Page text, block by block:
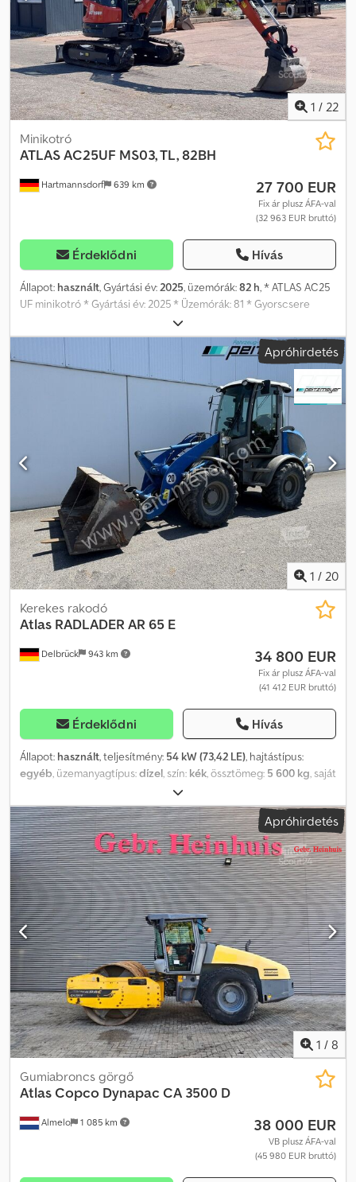
1 / 22
Hartmannsdorf 639 km
Minikotró
ATLASAC25UF MS03, TL, 82BH
27 700 EUR
Fix ár plusz ÁFA-val
(32 963 EUR bruttó)
Érdeklődni Hívás
Állapot: használt, Gyártási év:2025, üzemórák:82 h, * ATLAS AC25
UF minikotró * Gyártási év: 2025 * Üzemórák: 81 * Gyorscsere
rendszer MS 03 teherhoroggal Dcedpozmbp Rofx Anrek *
Akkumulátor főkapcsoló * 1 x TL 300, regisztrációs táblával * Rádió
/ USB * Motorteljesítmény: 14,6 kW * Yanmar motor * Hidraulikus
gyorscsere rendszer előkészítése * Kiegészítő hidraulika * 3.
vezérlőkör * LED fényszóró * Külső tükrök * Forgófény * Azonnal
elérhető és használatra kész * További kanalak felár ellenében
kaphatók Technikai és vizuális ellenőrzés után örömmel átvesszük
a használt gépét. A hibák, a beviteli hibák és a köztes értékesítés
fenntartva.
Apróhirdetés
1 / 20
Delbrück 943 km
Kerekes rakodó
Atlas RADLADER AR 65 E
34 800 EUR
Fix ár plusz ÁFA-val
(41 412 EUR bruttó)
Érdeklődni Hívás
Állapot: használt, teljesítmény: 54 kW (73,42 LE), hajtástípus:
egyéb , üzemanyagtípus:dízel , szín: kék , össztömeg: 5 600 kg , saját
5 150 kg
kg, abroncs méret:400 / 70 R 20, tengelyelrendezés:2 tengely,
ülések száma:1, első forgalomba helyezés:02/2016 , kibocsátási
osztály:nincs, felfüggesztés:egyéb, üzemórák:2 232 h, első gumi
méret:400 / 70 R 20, hátsó gumiabroncs méret:400 / 70 R 20,
vezetőfülke:nappali fülke, tengelytáv:2 000 mm, Felszereltség:
szabványkanál, összkerékhajtás, Alapszín: kék, dízel
Felszereltségi extrák: Összkerékhajtás, gyorscsatlakozó, standard
kanál, teherbírás (kg): 800 Felépítmény típusa: Atlas AR 65 E
rakodó, első tulajdonostól, gyártási év: 2016.02, leolvasott üzemóra:
2.232 h, 20 km/h közúti engedély, 4 hengeres Deutz dízelmotor, 54
kW / 73 LE, gyorscserélő, 2.065 mm széles standard kanál, 0,95 m³,
raklapvilla Dodpjzhmm Refx Anrsck
Apróhirdetés
1 / 8
Almelo 1 085 km
Gumiabroncs görgő
Atlas Copco Dynapac CA 3500 D
38 000 EUR
VB plusz ÁFA-val
(45 980 EUR bruttó)